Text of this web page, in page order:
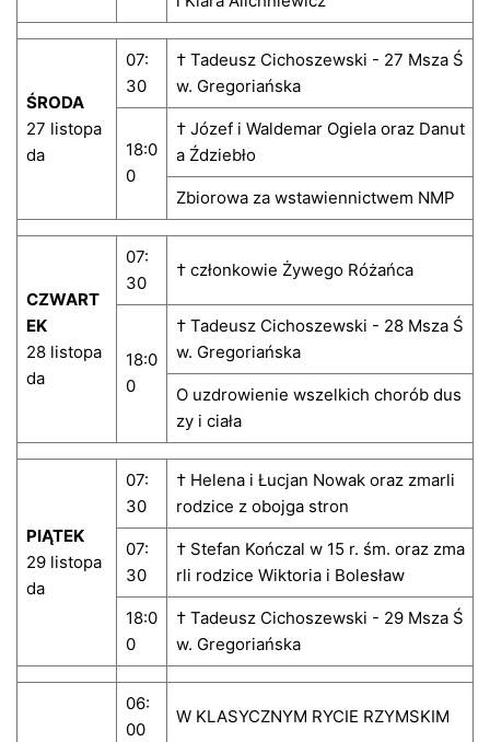
ŚRODA
27 listopa
da
07:
30
† Tadeusz Cichoszewski - 27 Msza Ś
w. Gregoriańska
18:0
0
† Józef i Waldemar Ogiela oraz Danut
a Ździebło
Zbiorowa za wstawiennictwem NMP
CZWART
EK
28 listopa
da
07:
30
† członkowie Żywego Różańca
18:0
0
† Tadeusz Cichoszewski - 28 Msza Ś
w. Gregoriańska
O uzdrowienie wszelkich chorób dus
zy i ciała
PIĄTEK
29 listopa
da
07:
30
† Helena i Łucjan Nowak oraz zmarli
rodzice z obojga stron
07:
30
† Stefan Kończal w 15 r. śm. oraz zma
rli rodzice Wiktoria i Bolesław
18:0
0
† Tadeusz Cichoszewski - 29 Msza Ś
w. Gregoriańska
06:
00
W KLASYCZNYM RYCIE RZYMSKIM